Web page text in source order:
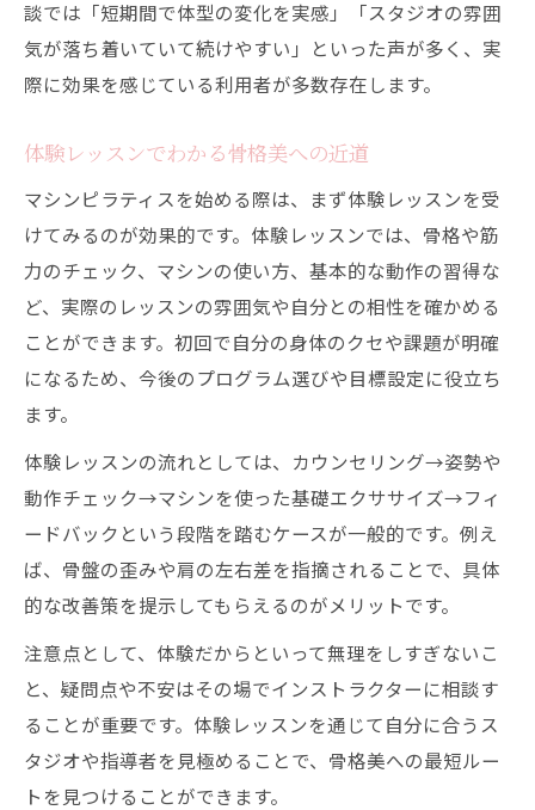
談では「短期間で体型の変化を実感」「スタジオの雰囲
気が落ち着いていて続けやすい」といった声が多く、実
際に効果を感じている利用者が多数存在します。
体験レッスンでわかる骨格美への近道
マシンピラティスを始める際は、まず体験レッスンを受
けてみるのが効果的です。体験レッスンでは、骨格や筋
力のチェック、マシンの使い方、基本的な動作の習得な
ど、実際のレッスンの雰囲気や自分との相性を確かめる
ことができます。初回で自分の身体のクセや課題が明確
になるため、今後のプログラム選びや目標設定に役立ち
ます。
体験レッスンの流れとしては、カウンセリング→姿勢や
動作チェック→マシンを使った基礎エクササイズ→フィ
ードバックという段階を踏むケースが一般的です。例え
ば、骨盤の歪みや肩の左右差を指摘されることで、具体
的な改善策を提示してもらえるのがメリットです。
注意点として、体験だからといって無理をしすぎないこ
と、疑問点や不安はその場でインストラクターに相談す
ることが重要です。体験レッスンを通じて自分に合うス
タジオや指導者を見極めることで、骨格美への最短ルー
トを見つけることができます。